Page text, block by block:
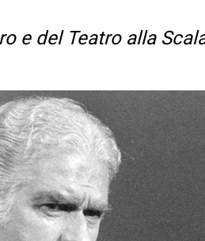
e del Teatro alla